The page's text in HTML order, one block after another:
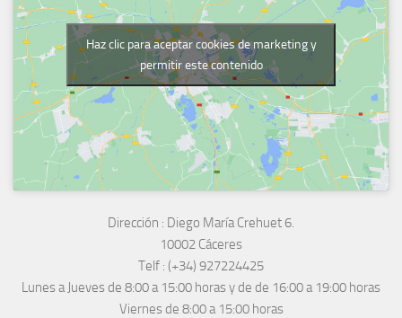
Haz clic para aceptar cookies de marketing y
permitir este contenido
Dirección : Diego María Crehuet 6.
10002 Cáceres
Telf : (+34) 927224425
Lunes a Jueves de 8:00 a 15:00 horas y de de 16:00 a 19:00 horas
Viernes de 8:00 a 15:00 horas